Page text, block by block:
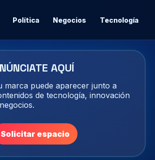
Política Negocios Tecnología
AQUÍ
marca puede aparecer junto a
de tecnología, innovación
Solicitar espacio